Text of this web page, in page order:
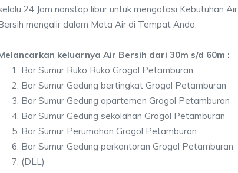
24 Jam nonstop libur untuk mengatasi Kebutuhan Air
mengalir dalam Mata Air di Tempat Anda.
keluarnya Air Bersih dari 30m s/d 60m :
Bor Sumur Ruko Ruko Grogol Petamburan
Bor Sumur Gedung bertingkat Grogol Petamburan
Bor Sumur Gedung apartemen Grogol Petamburan
Bor Sumur Gedung sekolahan Grogol Petamburan
Bor Sumur Perumahan Grogol Petamburan
Bor Sumur Gedung perkantoran Grogol Petamburan
(DLL)